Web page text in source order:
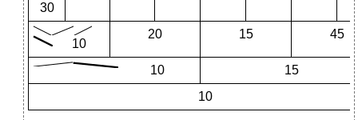
30
10
20 15 45
10
15
10